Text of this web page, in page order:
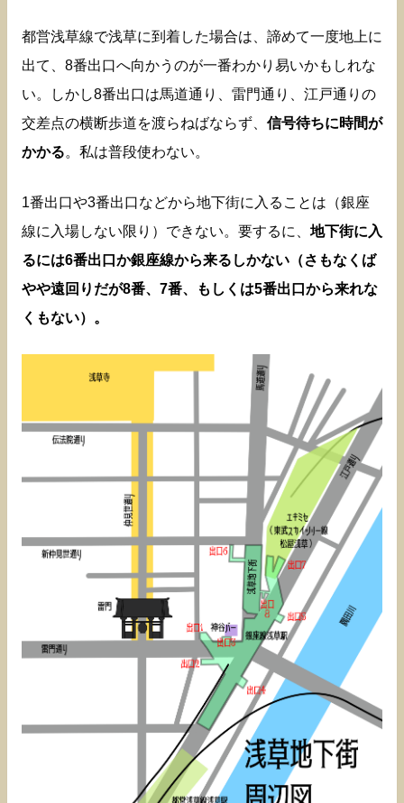
都営浅草線で浅草に到着した場合は、諦めて一度地上に
出て、8番出口へ向かうのが一番わかり易いかもしれな
い。しかし8番出口は馬道通り、雷門通り、江戸通りの
交差点の横断歩道を渡らねばならず、 信号待ちに時間が
かかる。私は普段使わない。
1番出口や3番出口などから地下街に入ることは（銀座
線に入場しない限り）できない。要するに、 地下街に入
るには6番出口か銀座線から来るしかない（さもなくば
やや遠回りだが8番、7番、もしくは5番出口から来れな
くもない）。